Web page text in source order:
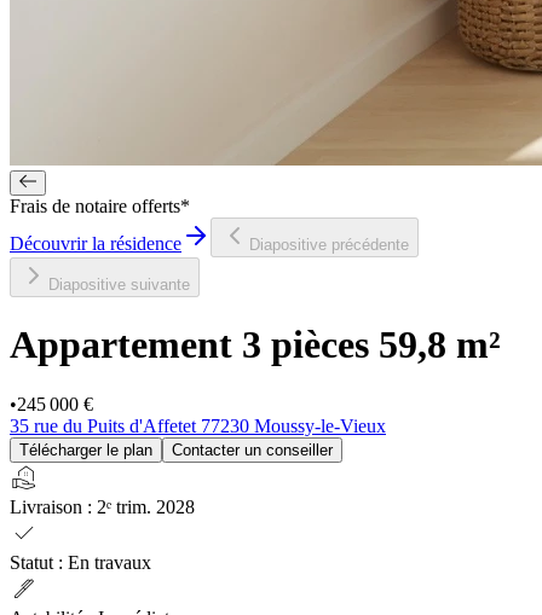
Frais de notaire offerts*
Découvrir la résidence
Diapositive précédente
Diapositive suivante
Appartement 3 pièces 59,8 m²
•245 000 €
35 rue du Puits d'Affetet 77230 Moussy-le-Vieux
Télécharger le plan Contacter un conseiller
real_estate_agent
Livraison : 2ᵉ trim. 2028
check
Statut : En travaux
ink_pen